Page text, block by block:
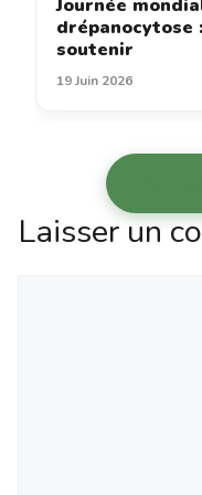
Journée
soutenir
19 Juin 2026
Laisser un